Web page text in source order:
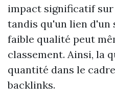
impact significatif
tandis qu'un lien d'un
faible qualité peut
classement. Ainsi, la
quantité dans le
backlinks.